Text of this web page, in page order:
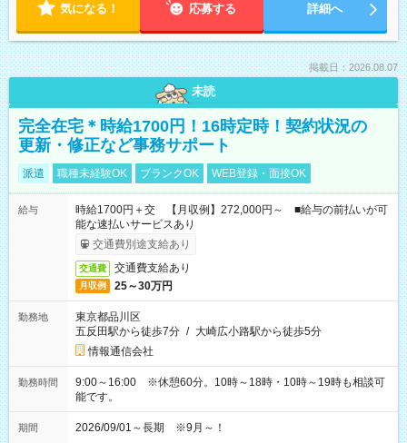
気になる！ 応募する 詳細へ
掲載日：2026.08.07
未読
完全在宅＊時給1700円！16時定時！契約状況の
更新・修正など事務サポート
派遣 職種未経験OK ブランクOK WEB登録・面接OK
給与
時給1700円＋交 【月収例】272,000円～ ■給与の前払いが可
能な速払いサービスあり
交通費別途支給あり
交通費 交通費支給あり
月収例 25～30万円
勤務地
東京都品川区
五反田駅から徒歩7分 / 大崎広小路駅から徒歩5分
情報通信会社
勤務時間
9:00～16:00 ※休憩60分。10時～18時・10時～19時も相談可
能です。
期間 2026/09/01～長期 ※9月～！